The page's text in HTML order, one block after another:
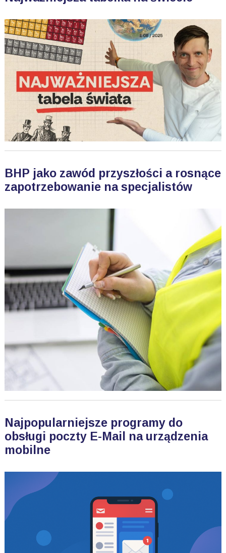
BHP jako zawód przyszłości a rosnące
zapotrzebowanie na specjalistów
Najpopularniejsze programy do
obsługi poczty E-Mail na urządzenia
mobilne